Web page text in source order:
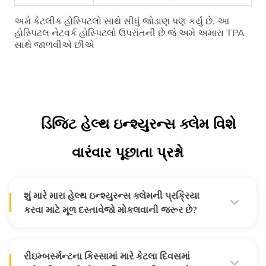
અમે કેટલીક હોસ્પિટલો સાથે સીધુંં જોડાણ પણ કર્યું છે. આ
હોસ્પિટલ નેટવર્ક હોસ્પિટલો ઉપરાંતની છે જે અમે અમારા TPA
સાથે જાળવીએ છીએ
ડિજિટ હેલ્થ ઇન્શ્યુરન્સ ક્લેમ વિશે
વારંવાર પૂછાતા પ્રશ્નો
શું મારે મારા હેલ્થ ઇન્શ્યુરન્સ ક્લેમની પ્રક્રિયા
કરવા માટે મૂળ દસ્તાવેજો મોકલવાની જરૂર છે?
દ્વારા તમારી સાથે શેર કરેલી લિંક પર બધા જરૂરી દસ્તાવેજો
રીઇમ્બર્સ્મન્ટના કિસ્સામાં મારે કેટલા દિવસમાં